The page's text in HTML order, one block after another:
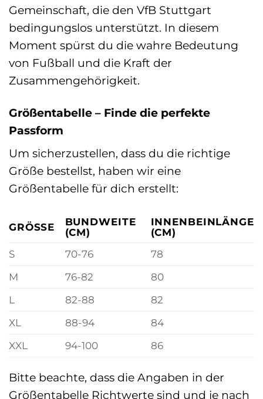
Gemeinschaft, die den VfB Stuttgart
bedingungslos unterstützt. In diesem
Moment spürst du die wahre Bedeutung
von Fußball und die Kraft der
Zusammengehörigkeit.
Größentabelle – Finde die perfekte
Passform
Um sicherzustellen, dass du die richtige
Größe bestellst, haben wir eine
Größentabelle für dich erstellt:
GRÖSSE
BUNDWEITE
(CM)
INNENBEINLÄNGE
(CM)
S
70-76
78
M
76-82
80
L
82-88
82
XL
88-94
84
XXL
94-100 86
Bitte beachte, dass die Angaben in der
Größentabelle Richtwerte sind und je nach